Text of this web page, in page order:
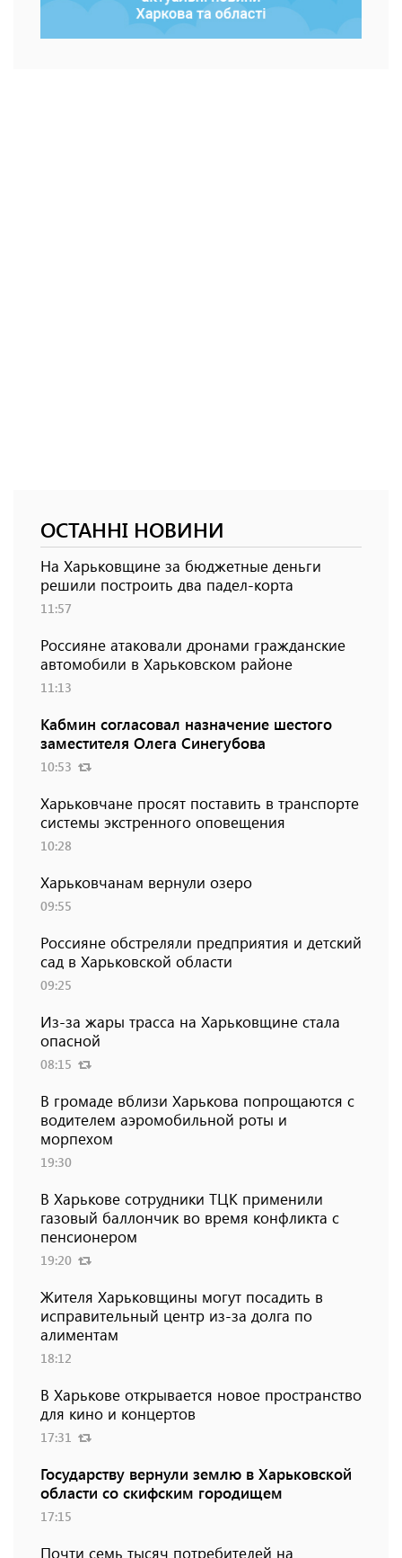
ОСТАННІ НОВИНИ
На Харьковщине за бюджетные деньги
решили построить два падел-корта
11:57
Россияне атаковали дронами гражданские
автомобили в Харьковском районе
11:13
Кабмин согласовал назначение шестого
заместителя Олега Синегубова
10:53
Харьковчане просят поставить в транспорте
системы экстренного оповещения
10:28
Харьковчанам вернули озеро
09:55
Россияне обстреляли предприятия и детский
сад в Харьковской области
09:25
Из-за жары трасса на Харьковщине стала
опасной
08:15
В громаде вблизи Харькова попрощаются с
водителем аэромобильной роты и
морпехом
19:30
В Харькове сотрудники ТЦК применили
газовый баллончик во время конфликта с
пенсионером
19:20
Жителя Харьковщины могут посадить в
исправительный центр из-за долга по
алиментам
18:12
В Харькове открывается новое пространство
для кино и концертов
17:31
Государству вернули землю в Харьковской
области со скифским городищем
17:15
Почти семь тысяч потребителей на